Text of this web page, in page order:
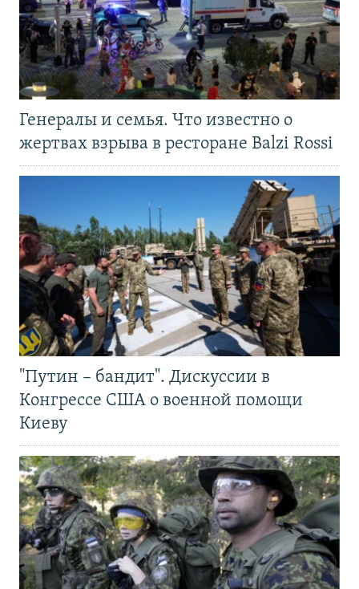
Генералы и семья. Что известно о
жертвах взрыва в ресторане Balzi Rossi
"Путин – бандит". Дискуссии в
Конгрессе США о военной помощи
Киеву